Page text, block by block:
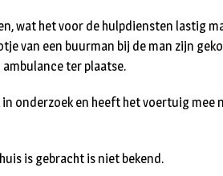
wat het voor de hulpdiensten lastig
van een buurman bij de man zijn
ambulance ter plaatse.
onderzoek en heeft het voertuig mee
is gebracht is niet bekend.